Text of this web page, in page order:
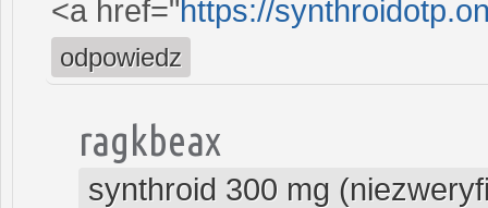
<a href="https://
odpowiedz
ragkbeax
synthroid 300 mg